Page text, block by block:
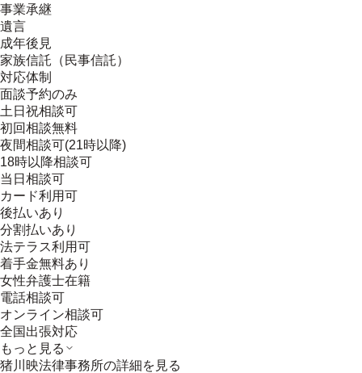
事業承継
遺言
成年後見
家族信託（民事信託）
対応体制
面談予約のみ
土日祝相談可
初回相談無料
夜間相談可(21時以降)
18時以降相談可
当日相談可
カード利用可
後払いあり
分割払いあり
法テラス利用可
着手金無料あり
女性弁護士在籍
電話相談可
オンライン相談可
全国出張対応
もっと見る
猪川映法律事務所の詳細を見る